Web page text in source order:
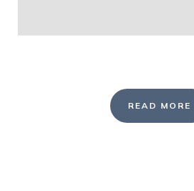
READ MORE